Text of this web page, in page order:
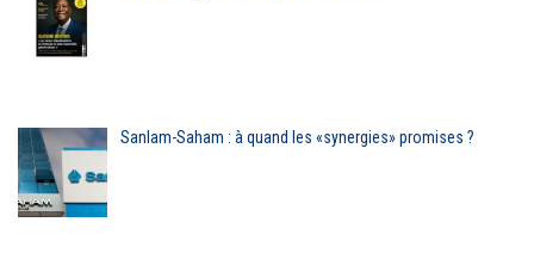
Sanlam-Saham : à quand les «synergies» promises ?